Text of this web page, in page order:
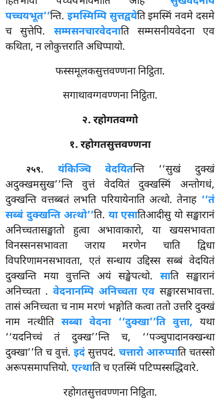
पच्चयभूत’’न्ति. इमस्मिम्पि सुत्तद्वयेतिइमस्मिं नवमे दसमे
च सुत्तेपि. सम्मसनचारवेदनाति सम्मसनीयवेदना एव
कथिता, न लोकुत्तराति अधिप्पायो.
फस्समूलकसुत्तवण्णना निट्ठिता.
सगाथावग्गवण्णना निट्ठिता.
२. रहोगतवग्गो
१. रहोगतसुत्तवण्णना
२५९. यंकिञ्चि वेदयितन्ति ‘‘सुखं दुक्खं
अदुक्खमसुख’’न्ति वुत्तं वेदयितं दुक्खस्मिं अन्तोगधं,
दुक्खन्ति वत्तब्बतं लभति परियायेनाति अत्थो. तेनाह ‘‘तं
सब्बं दुक्खन्ति अत्थो’’ति. या एसातिआदीसु यो सङ्खारानं
अनिच्चतासङ्खातो हुत्वा अभावाकारो, या खयसभावता
विनस्सनसभावता जराय मरणेन चाति द्विधा
विपरिणामनसभावता, एतं सन्धाय उद्दिस्स सब्बं वेदयितं
दुक्खन्ति मया वुत्तन्ति अयं सङ्खेपत्थो. साति सङ्खारानं
अनिच्चता .वेदनानम्पि अनिच्चता एवसङ्खारसभावत्ता.
तासं अनिच्चता च नाम मरणं भङ्गोति कत्वा ततो उत्तरि दुक्खं
नाम नत्थीतिसब्बा वेदना ‘‘दुक्खा’’ति वुत्ता, यथा
‘‘यदनिच्चं तं दुक्ख’’न्ति च, ‘‘पञ्चुपादानक्खन्धा
दुक्खा’’ति च वुत्तं.इदं सुत्तपदं. चत्तारो आरुप्पाति चतस्सो
अरूपसमापत्तियो.एत्थाति च एतस्मिं पटिप्पस्सद्धिवारे.
रहोगतसुत्तवण्णना निट्ठिता.